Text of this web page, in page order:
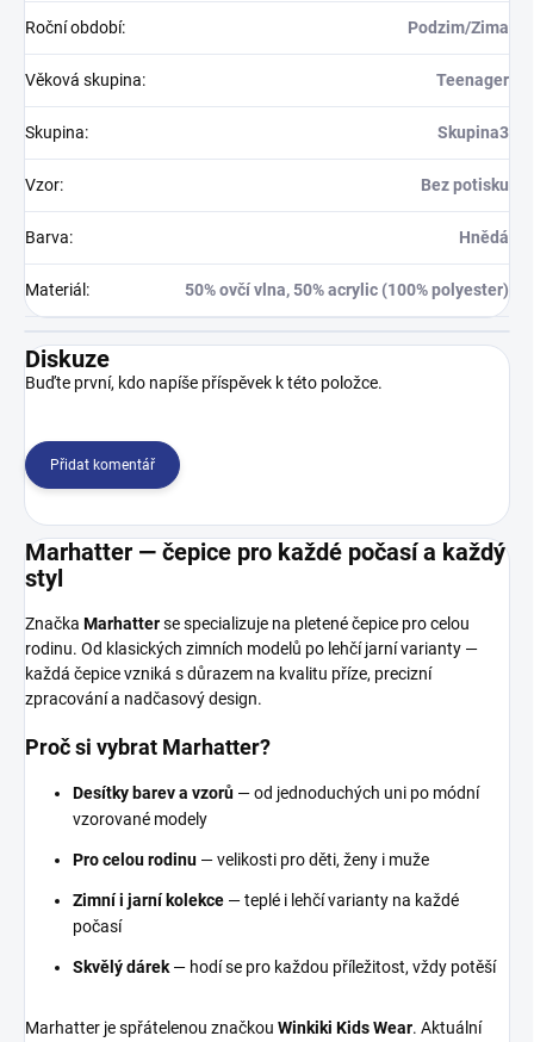
Roční období: Podzim/Zima
Věková skupina: Teenager
Skupina: Skupina3
Vzor: Bez potisku
Barva: Hnědá
Materiál : 50% ovčí vlna, 50% acrylic (100% polyester)
Diskuze
Buďte první, kdo napíše příspěvek k této položce.
Přidat komentář
Marhatter — čepice pro každé počasí a každý
styl
Značka Marhatterse specializuje na pletené čepice pro celou
rodinu. Od klasických zimních modelů po lehčí jarní varianty —
každá čepice vzniká s důrazem na kvalitu příze, precizní
zpracování a nadčasový design.
Proč si vybrat Marhatter?
Desítky barev a vzorů — od jednoduchých uni po módní
vzorované modely
Pro celou rodinu — velikosti pro děti, ženy i muže
Zimní i jarní kolekce — teplé i lehčí varianty na každé
počasí
Skvělý dárek — hodí se pro každou příležitost, vždy potěší
Marhatter je spřátelenou značkou Winkiki Kids Wear. Aktuální